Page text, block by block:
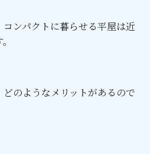
ンパクトに暮らせる平屋は近
のようなメリットがあるので